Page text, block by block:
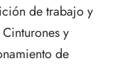
de trabajo y
y
de